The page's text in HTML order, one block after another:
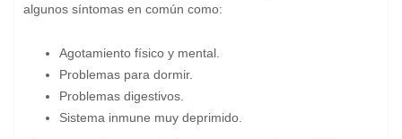
algunos síntomas en común como:
Agotamiento físico y mental.
Problemas para dormir.
Problemas digestivos.
Sistema inmune muy deprimido.